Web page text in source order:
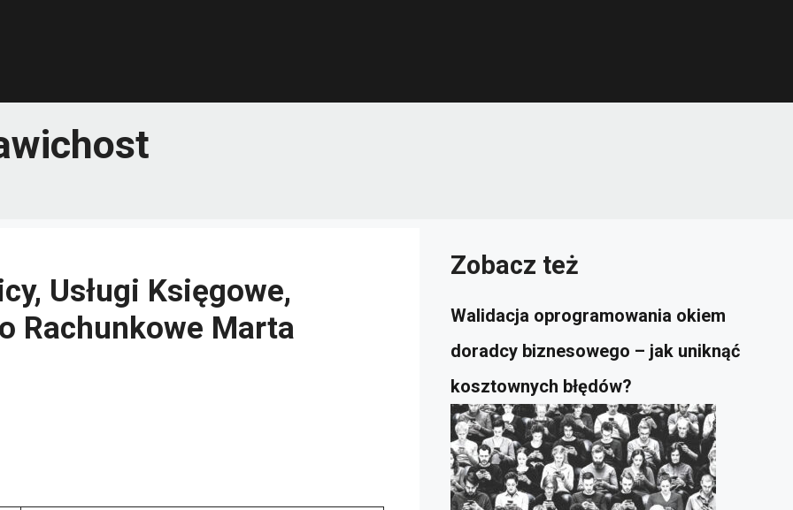
Usługi Księgowe,
Rachunkowe Marta
Zobacz też
Walidacja oprogramowania okiem
doradcy biznesowego – jak uniknąć
kosztownych błędów?